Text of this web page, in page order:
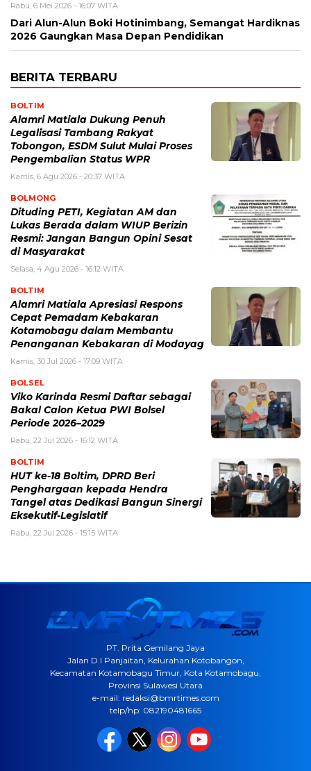
Rabu, 6 Mei 2026 - 16:07 WITA
Dari Alun-Alun Boki Hotinimbang, Semangat Hardiknas
2026 Gaungkan Masa Depan Pendidikan
BERITA TERBARU
BOLTIM
Alamri Matiala Dukung Penuh
Legalisasi Tambang Rakyat
Tobongon, ESDM Sulut Mulai Proses
Pengembalian Status WPR
Kamis, 6 Agu 2026 - 20:37 WITA
BOLMONG
Dituding PETI, Kegiatan AM dan
Lukas Berada dalam WIUP Berizin
Resmi: Jangan Bangun Opini Sesat
di Masyarakat
Selasa, 4 Agu 2026 - 16:12 WITA
BOLTIM
Alamri Matiala Apresiasi Respons
Cepat Pemadam Kebakaran
Kotamobagu dalam Membantu
Penanganan Kebakaran di Modayag
Kamis, 30 Jul 2026 - 17:09 WITA
BOLSEL
Viko Karinda Resmi Daftar sebagai
Bakal Calon Ketua PWI Bolsel
Periode 2026–2029
Rabu, 22 Jul 2026 - 16:12 WITA
BOLTIM
HUT ke-18 Boltim, DPRD Beri
Penghargaan kepada Hendra
Tangel atas Dedikasi Bangun Sinergi
Eksekutif-Legislatif
Rabu, 22 Jul 2026 - 15:15 WITA
PT. Prita Gemilang Jaya
Jalan D.I Panjaitan, Kelurahan Kotobangon,
Kecamatan Kotamobagu Timur, Kota Kotamobagu,
Provinsi Sulawesi Utara
e-mail: redaksi@bmrtimes.com
telp/hp: 082190481665